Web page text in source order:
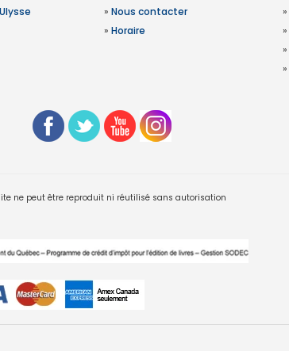
» Nous contacter
» Horaire
»
»
»
»
ne peut être reproduit ni réutilisé sans autorisation